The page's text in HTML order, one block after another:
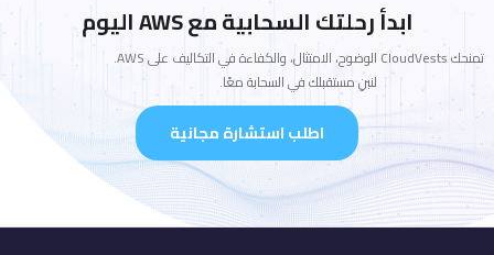
ابدأ رحلتك السحابية مع AWS اليوم
تمنحك CloudVests الوضوح، الامتثال، والكفاءة في التكاليف على AWS.
لنبنِ مستقبلك في السحابة معًا.
اطلب استشارة مجانية